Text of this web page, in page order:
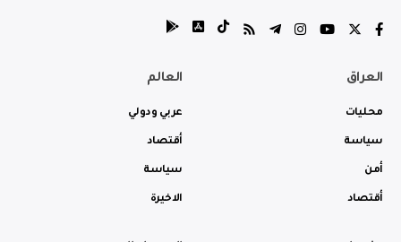
العراق
محليات
سياسة
أمن
أقتصاد
العالم
عربي ودولي
أقتصاد
سياسة
الاخيرة